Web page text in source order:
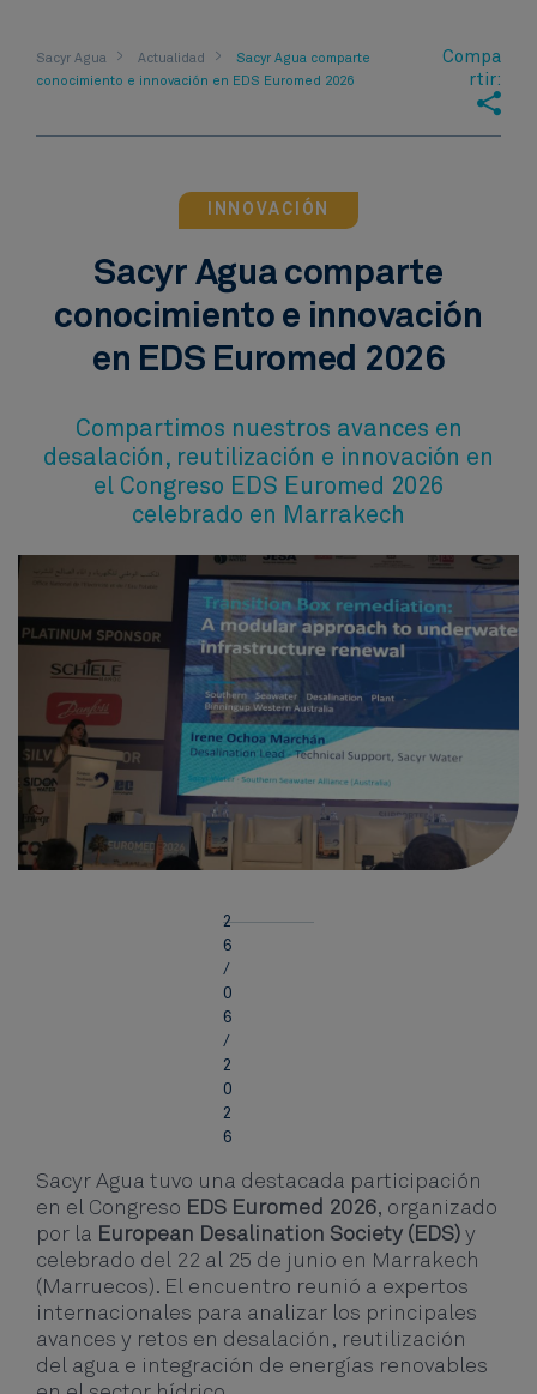
Sacyr Agua Actualidad
Sacyr Agua comparte
conocimiento e innovación en EDS Euromed 2026
Compa
rtir:
INNOVACIÓN​
Sacyr Agua comparte
conocimiento e innovación
en EDS Euromed 2026
Compartimos nuestros avances en
desalación, reutilización e innovación en
el Congreso EDS Euromed 2026
celebrado en Marrakech
2
6
/
0
6
/
2
0
2
6
Sacyr Agua tuvo una destacada participación
en el Congreso EDS Euromed 2026, organizado
por la European Desalination Society (EDS) y
celebrado del 22 al 25 de junio en Marrakech
(Marruecos). El encuentro reunió a expertos
internacionales para analizar los principales
avances y retos en desalación, reutilización
del agua e integración de energías renovables